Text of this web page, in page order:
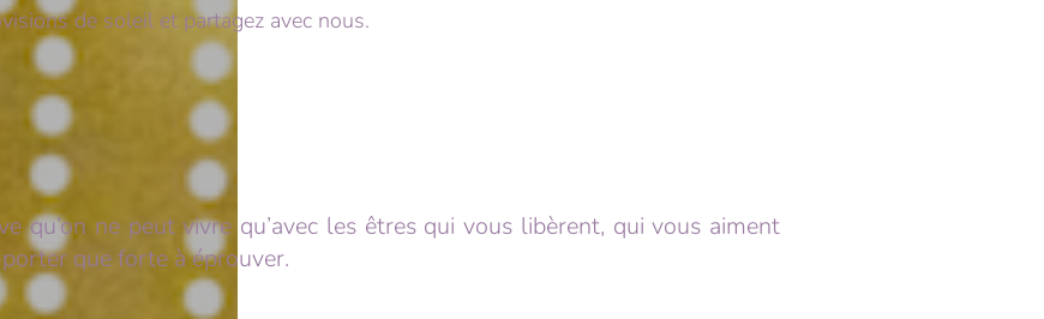
de soleil et partagez avec nous.
qu’on ne peut vivre qu’avec les êtres qui vous libèrent, qui vous aiment
que forte à éprouver.